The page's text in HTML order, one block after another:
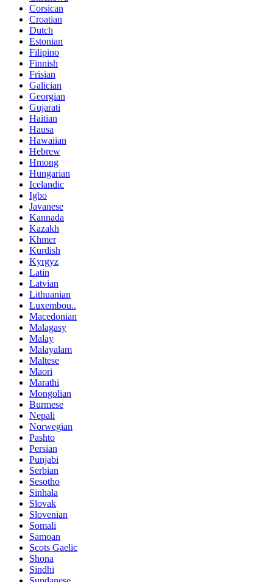
Corsican
Croatian
Dutch
Estonian
Filipino
Finnish
Frisian
Galician
Georgian
Gujarati
Haitian
Hausa
Hawaiian
Hebrew
Hmong
Hungarian
Icelandic
Igbo
Javanese
Kannada
Kazakh
Khmer
Kurdish
Kyrgyz
Latin
Latvian
Lithuanian
Luxembou..
Macedonian
Malagasy
Malay
Malayalam
Maltese
Maori
Marathi
Mongolian
Burmese
Nepali
Norwegian
Pashto
Persian
Punjabi
Serbian
Sesotho
Sinhala
Slovak
Slovenian
Somali
Samoan
Scots Gaelic
Shona
Sindhi